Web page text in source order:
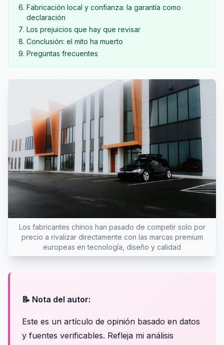
Fabricación local y confianza: la garantía como
declaración
Los prejuicios que hay que revisar
Conclusión: el mito ha muerto
Preguntas frecuentes
Los fabricantes chinos han pasado de competir solo por
precio a rivalizar directamente con las marcas premium
europeas en tecnología, diseño y calidad
📝 Nota del autor:
Este es un artículo de opinión basado en datos
y fuentes verificables. Refleja mi análisis